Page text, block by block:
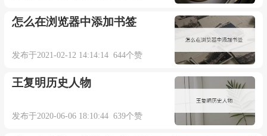
怎么在浏览器中添加书签
发布于2021-02-12 14:14:14 644个赞
王复明历史人物
发布于2020-06-06 18:10:44 639个赞